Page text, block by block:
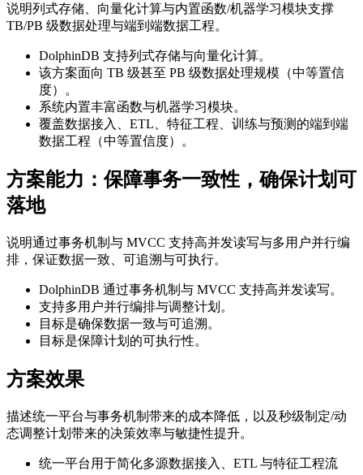
说明列式存储、向量化计算与内置函数/机器学习模块支撑
TB/PB 级数据处理与端到端数据工程。
DolphinDB 支持列式存储与向量化计算。
该方案面向 TB 级甚至 PB 级数据处理规模（中等置信
度）。
系统内置丰富函数与机器学习模块。
覆盖数据接入、ETL、特征工程、训练与预测的端到端
数据工程（中等置信度）。
方案能力：保障事务一致性，确保计划可
落地
说明通过事务机制与 MVCC 支持高并发读写与多用户并行编
排，保证数据一致、可追溯与可执行。
DolphinDB 通过事务机制与 MVCC 支持高并发读写。
支持多用户并行编排与调整计划。
目标是确保数据一致与可追溯。
目标是保障计划的可执行性。
方案效果
描述统一平台与事务机制带来的成本降低，以及秒级制定/动
态调整计划带来的决策效率与敏捷性提升。
统一平台用于简化多源数据接入、ETL 与特征工程流